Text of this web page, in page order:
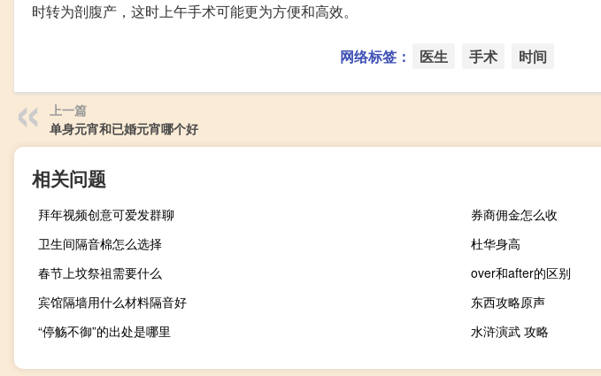
时转为剖腹产，这时上午手术可能更为方便和高效。
网络标签： 医生 手术 时间
上一篇
单身元宵和已婚元宵哪个好
相关问题
拜年视频创意可爱发群聊
券商佣金怎么收
卫生间隔音棉怎么选择
杜华身高
春节上坟祭祖需要什么
over和after的区别
宾馆隔墙用什么材料隔音好
东西攻略原声
“停觞不御”的出处是哪里
水浒演武 攻略